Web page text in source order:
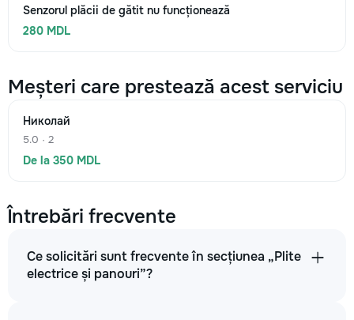
Senzorul plăcii de gătit nu funcționează
280 MDL
Meșteri care prestează acest serviciu
Николай
5.0 · 2
De la 350 MDL
Întrebări frecvente
Ce solicitări sunt frecvente în secțiunea „Plite
electrice și panouri”?